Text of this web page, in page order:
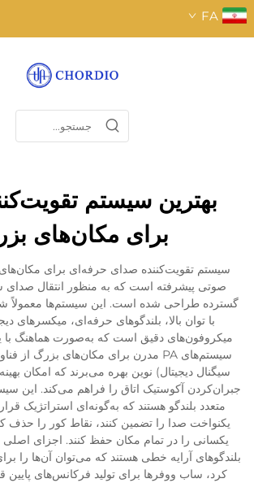
FA
بهترین سیستم
برای مکان‌های
سیستم تقویت‌کننده صدای حرفه‌ای برای
صوتی پیشرفته است که به منظور انتقال
گسترده طراحی شده است. این سیستم‌ها معمولاً
با توان بالا، بلندگوهای حرفه‌ای، میکسرهای
میکروفون‌های دقیق است که به‌صورت هماهنگ با
سیگنال دیجیتال) نوین بهره می‌برند که امکان
جبران‌کردن آکوستیک اتاق را فراهم می‌کند. این
متعدد بلندگو هستند که به‌گونه‌ای استراتژیک قرار
یکنواخت صدا را تضمین کنند، نقاط کور را حذف
یکسانی را در تمام مکان حفظ کنند. اجزای
بلندگوهای آرایه خطی هستند که می‌توان آن‌ها را
کرد، ساب ووفرها برای تولید فرکانس‌های پایین